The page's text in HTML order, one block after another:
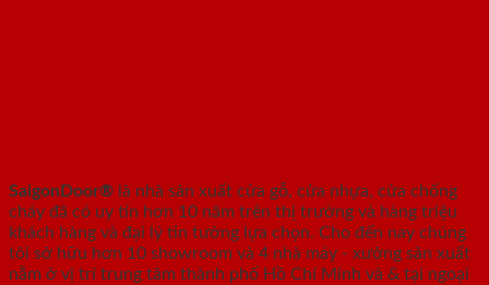
SaigonDoor® là nhà sản xuất cửa gỗ, cửa nhựa, cửa chống
cháy đã có uy tín hơn 10 năm trên thị trường và hàng triệu
khách hàng và đại lý tin tưởng lựa chọn. Cho đến nay chúng
tôi sở hữu hơn 10 showroom và 4 nhà máy - xưởng sản xuất
nằm ở vị trí trung tâm thành phố Hồ Chí Minh và & tại ngoại